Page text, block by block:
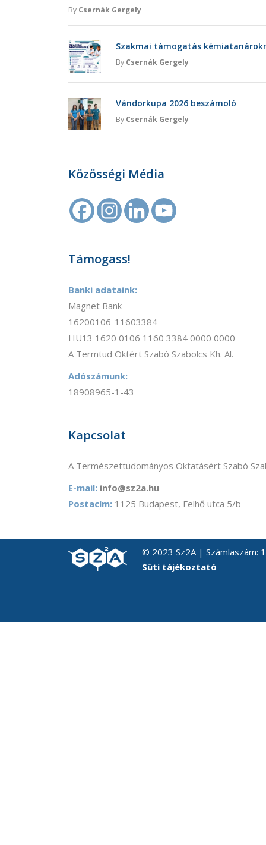
By Csernák Gergely
Szakmai támogatás
By Csernák Gergely
Vándorkupa 2026 beszámoló
By Csernák Gergely
Közösségi Média
Támogass!
Banki adataink:
Magnet Bank
16200106-11603384
HU13 1620 0106 1160 3384 0000 0000
A Termtud Oktért Szabó Szabolcs Kh. Al.
Adószámunk:
18908965-1-43
Kapcsolat
A Természettudományos Oktatásért Szabó
E-mail: info@sz2a.hu
Postacím: 1125 Budapest, Felhő utca 5/b
© 2023 Sz2A | Számlaszám:
Süti tájékoztató